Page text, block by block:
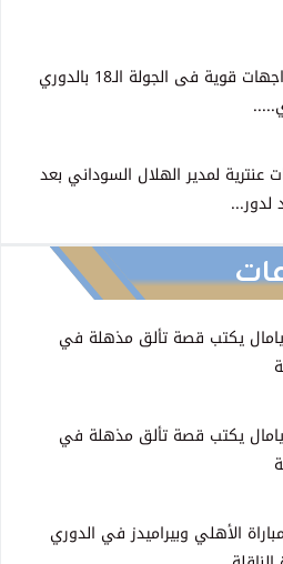
10 مواجهات قوية فى الجولة الـ18 بالدوري
عنترية لمدير الهلال السوداني بعد
لدور...
يكتب قصة تألق مذهلة في
يكتب قصة تألق مذهلة في
الأهلي وبيراميدز في الدوري